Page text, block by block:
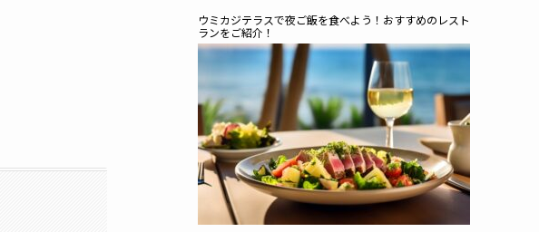
ウミカジテラスで夜ご飯を食べよう！おすすめのレスト
ランをご紹介！